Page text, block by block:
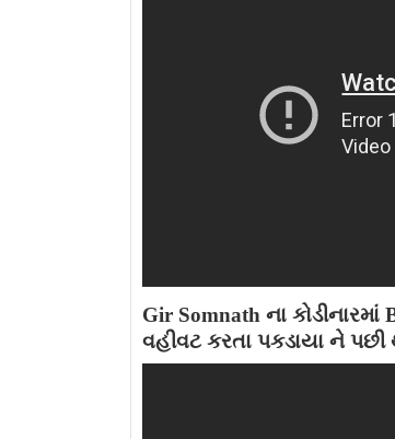
Gir Somnath ના
વહીવટ કરતા પકડાયા ને